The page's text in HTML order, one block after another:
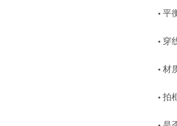
• 平
• 穿
• 材
• 拍